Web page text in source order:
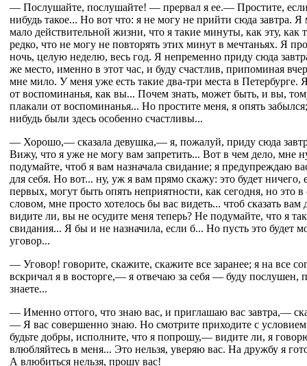
— Послушайте, послушайте! — прервал я ее.— Простите, если
нибудь такое... Но вот что: я не могу не прийти сюда завтра. Я
мало действительной жизни, что я такие минуты, как эту, как
редко, что не могу не повторять этих минут в мечтаньях. Я
ночь, целую неделю, весь год. Я непременно приду сюда
же место, именно в этот час, и буду счастлив, припоминая
мне мило. У меня уже есть такие два-три места в Петербурге.
от воспоминанья, как вы... Почем знать, может быть, и вы,
плакали от воспоминанья... Но простите меня, я опять
нибудь были здесь особенно счастливы...
— Хорошо,— сказала девушка,— я, пожалуй, приду сюда
Вижу, что я уже не могу вам запретить... Вот в чем дело, мне
подумайте, чтоб я вам назначала свидание; я предупреждаю
для себя. Но вот... ну, уж я вам прямо скажу: это будет ничего,
первых, могут быть опять неприятности, как сегодня, но это
словом, мне просто хотелось бы вас видеть... чтоб сказать вам
видите ли, вы не осудите меня теперь? Не подумайте, что я
свидания... Я бы и не назначила, если б... Но пусть это будет
уговор...
— Уговор! говорите, скажите, скажите все заранее; я на все
вскричал я в восторге,— я отвечаю за себя — буду послушен,
знаете...
— Именно оттого, что знаю вас, и приглашаю вас завтра,—
— Я вас совершенно знаю. Но смотрите приходите с
будьте добры, исполните, что я попрошу,— видите ли, я
влюбляйтесь в меня... Это нельзя, уверяю вас. На дружбу я
А влюбиться нельзя, прошу вас!